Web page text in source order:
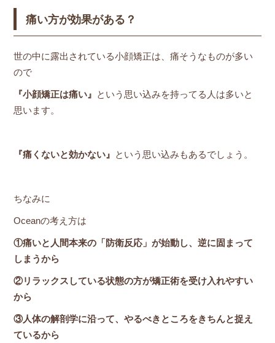
痛い方が効果がある？
世の中に露出されている小顔矯正は、痛そうなものが多い
ので
『小顔矯正は痛い』
という思い込みを持ってる人は多いと
思います。
『痛くないと効かない』 という思い込みもあるでしょう。
ちなみに
Oceanの考え方は
①痛いと人間本来の「防衛反応」が始動し、逆に固まって
しまうから
②リラックスしている状態の方が矯正術を受け入れやすい
から
③人体の解剖学に沿って、やるべきところをきちんと捉え
ているから